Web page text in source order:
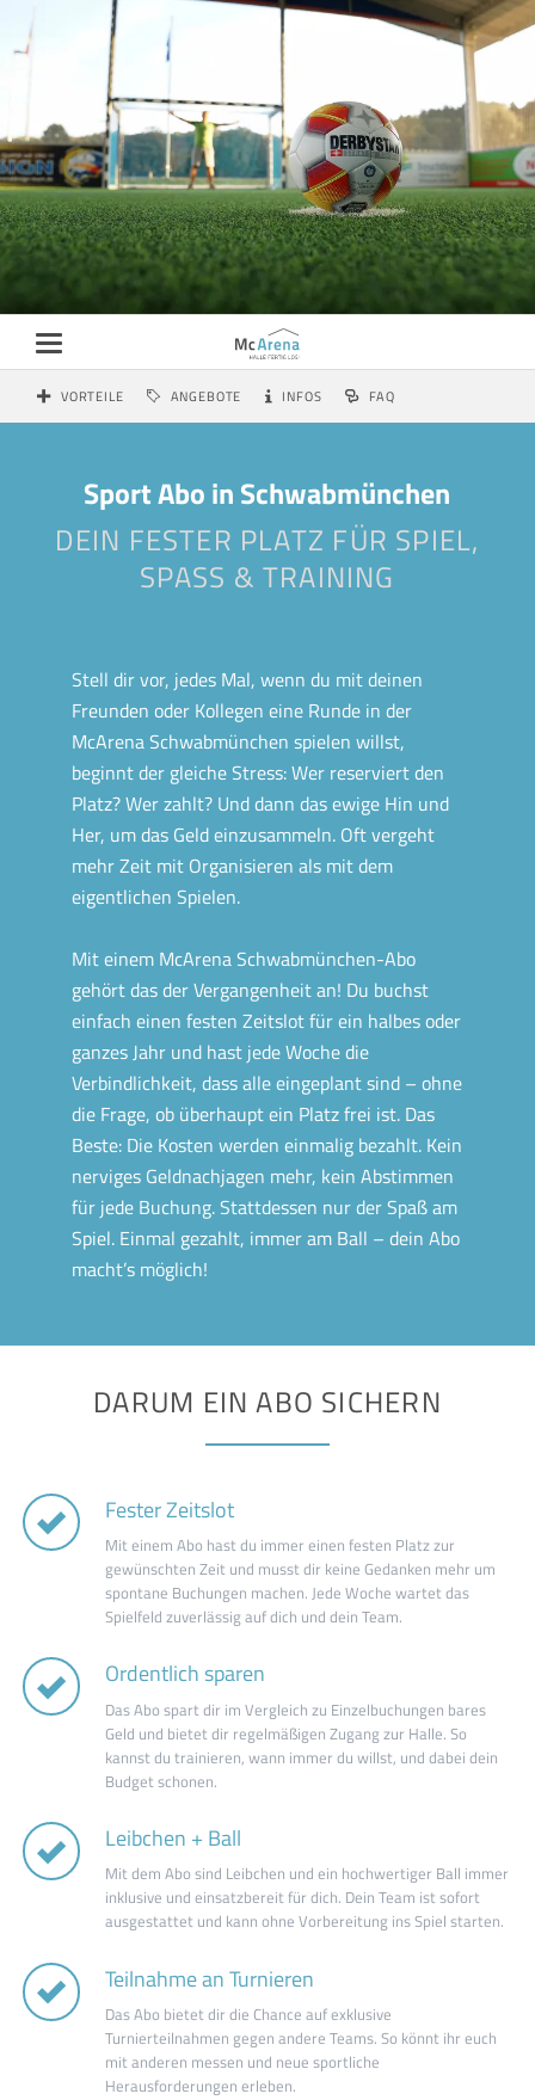
VORTEILE ANGEBOTE INFOS FAQ
Sport Abo in Schwabmünchen
DEIN FESTER PLATZ FÜR SPIEL,
SPASS & TRAINING
Stell dir vor, jedes Mal, wenn du mit deinen
Freunden oder Kollegen eine Runde in der
McArena Schwabmünchen spielen willst,
beginnt der gleiche Stress: Wer reserviert den
Platz? Wer zahlt? Und dann das ewige Hin und
Her, um das Geld einzusammeln. Oft vergeht
mehr Zeit mit Organisieren als mit dem
eigentlichen Spielen.
Mit einem McArena Schwabmünchen-Abo
gehört das der Vergangenheit an! Du buchst
einfach einen festen Zeitslot für ein halbes oder
ganzes Jahr und hast jede Woche die
Verbindlichkeit, dass alle eingeplant sind – ohne
die Frage, ob überhaupt ein Platz frei ist. Das
Beste: Die Kosten werden einmalig bezahlt. Kein
nerviges Geldnachjagen mehr, kein Abstimmen
für jede Buchung. Stattdessen nur der Spaß am
Spiel. Einmal gezahlt, immer am Ball – dein Abo
macht’s möglich!
DARUM EIN ABO SICHERN
Fester Zeitslot
Mit einem Abo hast du immer einen festen Platz zur
gewünschten Zeit und musst dir keine Gedanken mehr um
spontane Buchungen machen. Jede Woche wartet das
Spielfeld zuverlässig auf dich und dein Team.
Ordentlich sparen
Das Abo spart dir im Vergleich zu Einzelbuchungen bares
Geld und bietet dir regelmäßigen Zugang zur Halle. So
kannst du trainieren, wann immer du willst, und dabei dein
Budget schonen.
Leibchen + Ball
Mit dem Abo sind Leibchen und ein hochwertiger Ball immer
inklusive und einsatzbereit für dich. Dein Team ist sofort
ausgestattet und kann ohne Vorbereitung ins Spiel starten.
Teilnahme an Turnieren
Das Abo bietet dir die Chance auf exklusive
Turnierteilnahmen gegen andere Teams. So könnt ihr euch
mit anderen messen und neue sportliche
Herausforderungen erleben.